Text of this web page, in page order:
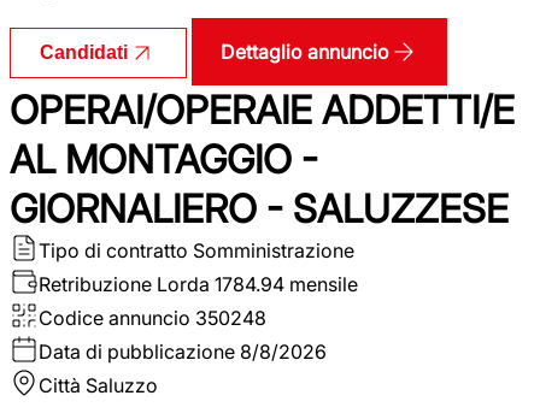
Candidati Dettaglio annuncio
OPERAI/OPERAIE ADDETTI/E
AL MONTAGGIO -
GIORNALIERO - SALUZZESE
Tipo di contratto Somministrazione
Retribuzione Lorda 1784.94 mensile
Codice annuncio 350248
Data di pubblicazione 8/8/2026
Città Saluzzo